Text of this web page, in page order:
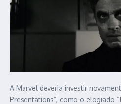
A Marvel deveria investir
Presentations”, como o elogiado